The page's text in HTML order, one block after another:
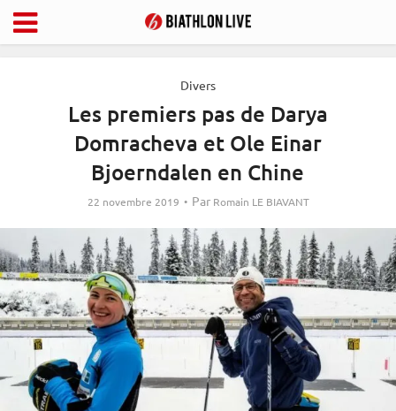
Divers
Les premiers pas de Darya
Domracheva et Ole Einar
Bjoerndalen en Chine
22 novembre 2019 Par Romain LE BIAVANT